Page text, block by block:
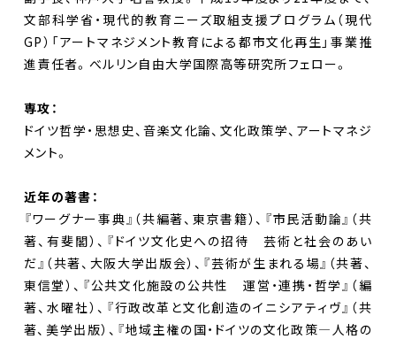
文部科学省・現代的教育ニーズ取組支援プログラム（現代
GP）「アートマネジメント教育による都市文化再生」事業推
進責任者。べルリン自由大学国際高等研究所フェロー。
専攻：
ドイツ哲学・思想史、音楽文化論、文化政策学、アートマネジ
メント。
近年の著書：
『ワーグナー事典』（共編著、東京書籍）、『市民活動論』（共
著、有斐閣）、『ドイツ文化史への招待 芸術と社会のあい
だ』（共著、大阪大学出版会）、『芸術が生まれる場』（共著、
東信堂）、『公共文化施設の公共性 運営・連携・哲学』（編
著、水曜社）、『行政改革と文化創造のイニシアティヴ』（共
著、美学出版）、『地域主権の国・ドイツの文化政策―人格の